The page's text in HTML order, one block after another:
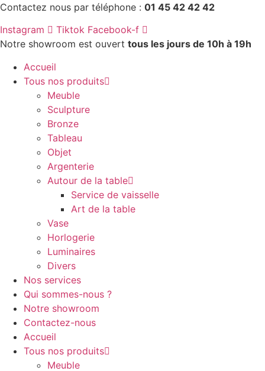
Aller
contenu
Contactez nous par téléphone : 01 45 42 42 42
Instagram
Tiktok Facebook-f
Notre showroom est ouvert tous les jours de 10h à 19h
Accueil
Tous nos produits
Meuble
Sculpture
Bronze
Tableau
Objet
Argenterie
Autour de la table
Service de vaisselle
Art de la table
Vase
Horlogerie
Luminaires
Divers
Nos services
Qui sommes-nous ?
Notre showroom
Contactez-nous
Accueil
Tous nos produits
Meuble